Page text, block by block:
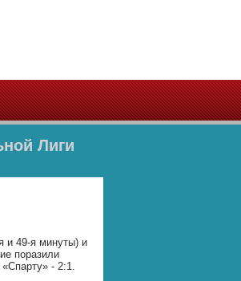
Лиги
и 49-я минуты) и
поразили
- 2:1.